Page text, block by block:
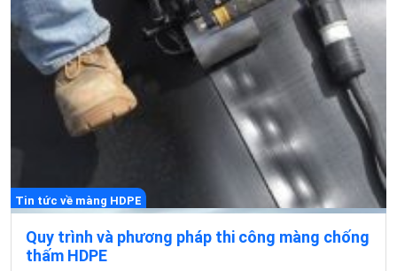
Tin tức về màng HDPE
Quy trình và phương pháp thi công màng chống
thấm HDPE